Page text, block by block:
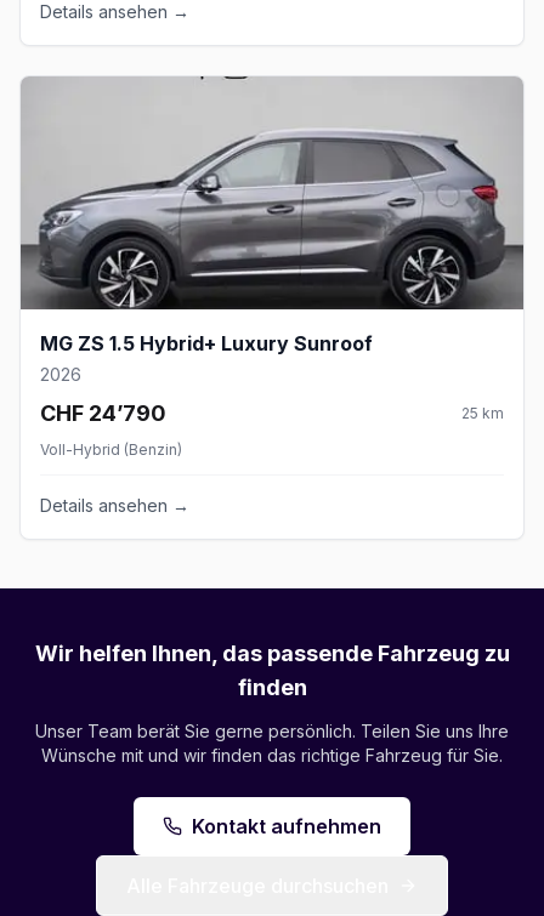
Details ansehen →
MG ZS 1.5 Hybrid+ Luxury Sunroof
2026
CHF 24’790 25 km
Voll-Hybrid (Benzin)
Details ansehen →
Wir helfen Ihnen, das passende Fahrzeug zu
finden
Unser Team berät Sie gerne persönlich. Teilen Sie uns Ihre
Wünsche mit und wir finden das richtige Fahrzeug für Sie.
Kontakt aufnehmen